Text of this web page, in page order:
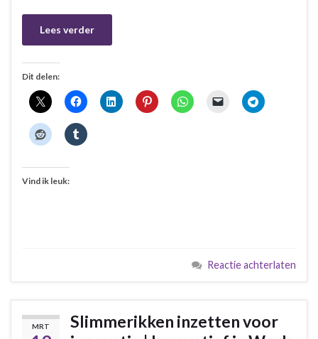
Lees verder
Dit delen:
Vind ik leuk:
Reactie achterlaten
MRT
Slimmerikken inzetten voor